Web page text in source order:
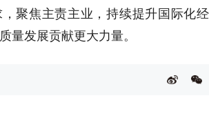
聚焦主责主业，持续提升国际化经
量发展贡献更大力量。